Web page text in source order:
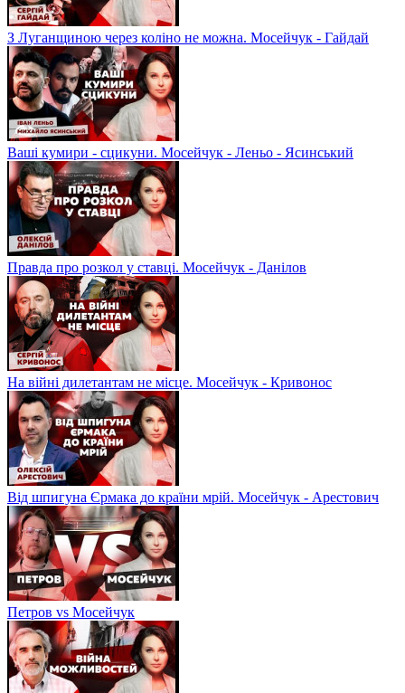
З Луганщиною через коліно не можна. Мосейчук - Гайдай
Ваші кумири - сцикуни. Мосейчук - Леньо - Ясинський
Правда про розкол у ставці. Мосейчук - Данілов
На війні дилетантам не місце. Мосейчук - Кривонос
Від шпигуна Єрмака до країни мрій. Мосейчук - Арестович
Петров vs Мосейчук